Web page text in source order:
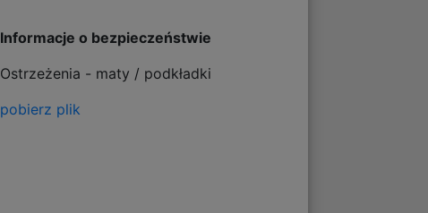
Informacje o bezpieczeństwie
Ostrzeżenia - maty / podkładki
pobierz plik